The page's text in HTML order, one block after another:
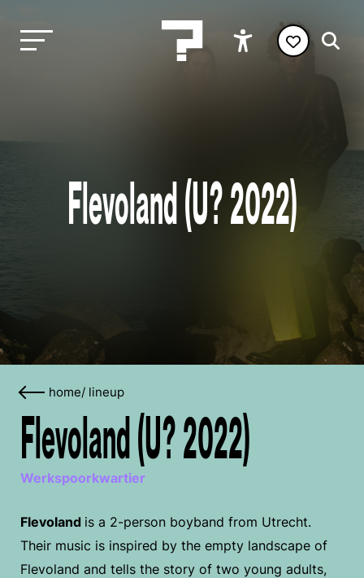
Flevoland (U? 2022)
home/ lineup
Flevoland (U? 2022)
Werkspoorkwartier
Flevoland is a 2-person boyband from Utrecht.
Their music is inspired by the empty landscape of
Flevoland and tells the story of two young adults,